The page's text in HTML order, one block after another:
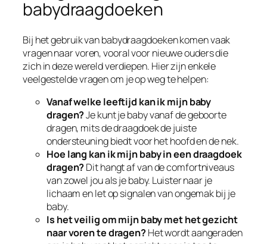
babydraagdoeken
Bij het gebruik van babydraagdoeken komen vaak
vragen naar voren, vooral voor nieuwe ouders die
zich in deze wereld verdiepen. Hier zijn enkele
veelgestelde vragen om je op weg te helpen:
Vanaf welke leeftijd kan ik mijn baby
dragen?Je kunt je baby vanaf de geboorte
dragen, mits de draagdoek de juiste
ondersteuning biedt voor het hoofd en de nek.
Hoe lang kan ik mijn baby in een draagdoek
dragen?Dit hangt af van de comfortniveaus
van zowel jou als je baby. Luister naar je
lichaam en let op signalen van ongemak bij je
baby.
Is het veilig om mijn baby met het gezicht
naar voren te dragen?Het wordt aangeraden